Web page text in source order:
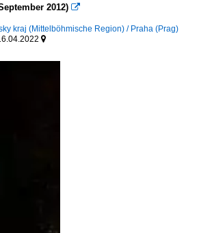
2012) 
kraj (Mittelböhmische Region) / Praha (Prag)
